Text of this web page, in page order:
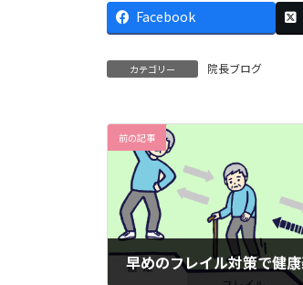
Facebook
カテゴリー 院長ブログ
前の記事